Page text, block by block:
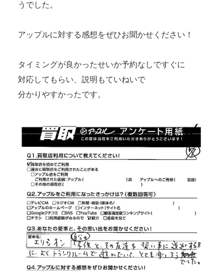
うでした。
アップルに対する感想をぜひお聞かせください！
タイミングが良かったせいか予約なしですぐに
対応してもらい、説明もていねいで
分かりやすかったです。